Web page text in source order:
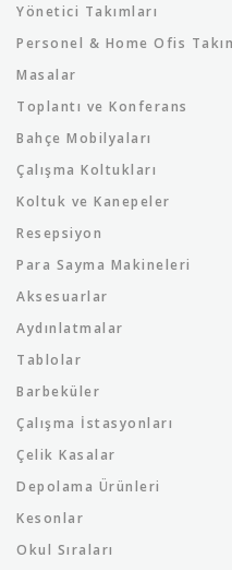
Yönetici Takımları
Personel & Home Ofis
Masalar
Toplantı ve Konferans
Bahçe Mobilyaları
Çalışma Koltukları
Koltuk ve Kanepeler
Resepsiyon
Para Sayma Makineleri
Aksesuarlar
Aydınlatmalar
Tablolar
Barbeküler
Çalışma İstasyonları
Çelik Kasalar
Depolama Ürünleri
Kesonlar
Okul Sıraları